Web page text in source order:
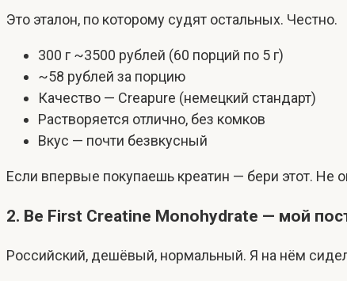
Это эталон, по которому судят остальных. Честно.
300 г ~3500 рублей (60 порций по 5 г)
~58 рублей за порцию
Качество — Creapure (немецкий стандарт)
Растворяется отлично, без комков
Вкус — почти безвкусный
Если впервые покупаешь креатин — бери этот. Не
2. Be First Creatine Monohydrate — мой
Российский, дешёвый, нормальный. Я на нём